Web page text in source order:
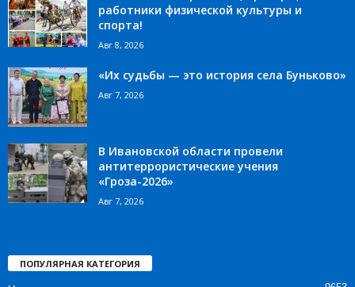
работники физической культуры и
спорта!
Авг 8, 2026
«Их судьбы — это история села Буньково»
Авг 7, 2026
В Ивановской области провели
антитеррористические учения
«Гроза-2026»
Авг 7, 2026
ПОПУЛЯРНАЯ КАТЕГОРИЯ